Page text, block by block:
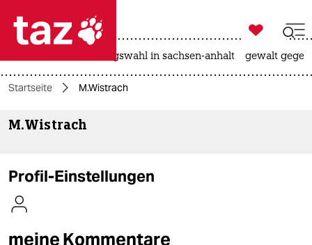
 taz zahl ich
taz zahl ich
themen

taz zahl ich
landtagswahl in sachsen-anhalt gewalt
Startseite M.Wistrach
M.Wistrach
Profil-Einstellungen
meine Kommentare